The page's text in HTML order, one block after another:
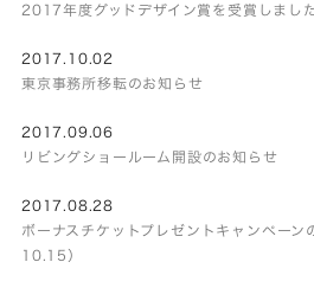
2017年度グッドデザイン賞を受賞しました
2017.10.02
東京事務所移転のお知らせ
2017.09.06
リビングショールーム開設のお知らせ
2017.08.28
ボーナスチケットプレゼントキャンペー
10.15）